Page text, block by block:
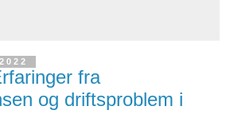
fra
og driftsproblem i